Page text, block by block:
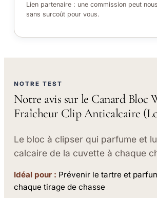
Lien partenaire : une commission peut
sans surcoût pour vous.
NOTRE TEST
Notre avis sur le Canard Bloc
Fraîcheur Clip Anticalcaire
Le bloc à clipser qui parfume et
calcaire de la cuvette à chaque
Idéal pour : Prévenir le tartre et
chaque tirage de chasse